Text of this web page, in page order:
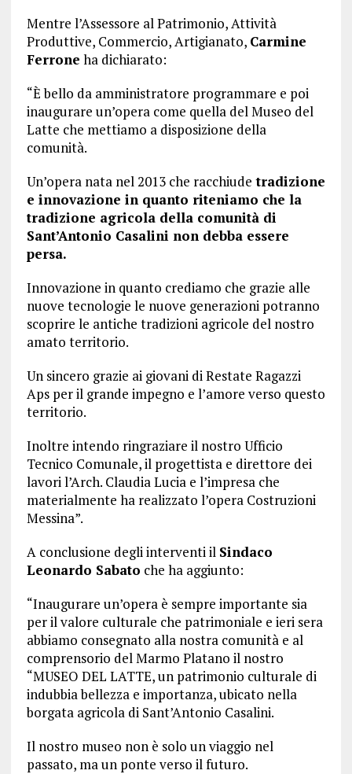
Mentre l’Assessore al Patrimonio, Attività
Produttive, Commercio, Artigianato, Carmine
Ferrone ha dichiarato:
“È bello da amministratore programmare e poi
inaugurare un’opera come quella del Museo del
Latte che mettiamo a disposizione della
comunità.
Un’opera nata nel 2013 che racchiude tradizione
e innovazione in quanto riteniamo che la
tradizione agricola della comunità di
Sant’Antonio Casalini non debba essere
persa.
Innovazione in quanto crediamo che grazie alle
nuove tecnologie le nuove generazioni potranno
scoprire le antiche tradizioni agricole del nostro
amato territorio.
Un sincero grazie ai giovani di Restate Ragazzi
Aps per il grande impegno e l’amore verso questo
territorio.
Inoltre intendo ringraziare il nostro Ufficio
Tecnico Comunale, il progettista e direttore dei
lavori l’Arch. Claudia Lucia e l’impresa che
materialmente ha realizzato l’opera Costruzioni
Messina”.
A conclusione degli interventi il Sindaco
Leonardo Sabato che ha aggiunto:
“Inaugurare un’opera è sempre importante sia
per il valore culturale che patrimoniale e ieri sera
abbiamo consegnato alla nostra comunità e al
comprensorio del Marmo Platano il nostro
“MUSEO DEL LATTE, un patrimonio culturale di
indubbia bellezza e importanza, ubicato nella
borgata agricola di Sant’Antonio Casalini.
Il nostro museo non è solo un viaggio nel
passato, ma un ponte verso il futuro.